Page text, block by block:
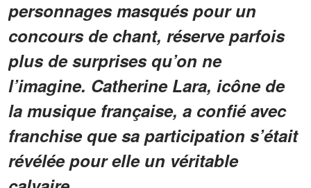
personnages masqués pour un
concours de chant, réserve parfois
plus de surprises qu’on ne
l’imagine. Catherine Lara, icône de
la musique française, a confié avec
franchise que sa participation s’était
révélée pour elle un véritable